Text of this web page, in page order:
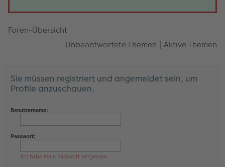
Foren-Übersicht
Unbeantwortete Themen | Aktive Themen
Sie müssen registriert und angemeldet sein, um
Profile anzuschauen.
Benutzername:
Passwort:
Ich habe mein Passwort vergessen